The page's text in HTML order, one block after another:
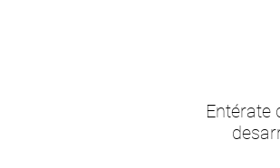
Entérate